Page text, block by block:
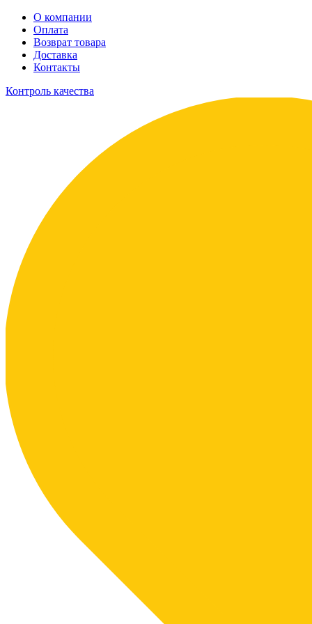
О компании
Оплата
Возврат товара
Доставка
Контакты
Контроль качества